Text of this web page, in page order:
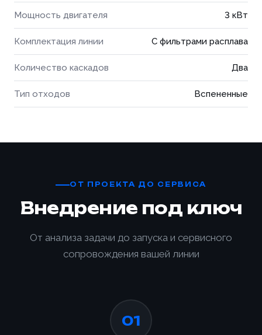
Мощность двигателя 3 кВт
Комплектация линии С фильтрами расплава
Количество каскадов Два
Тип отходов Вспененные
ОТ ПРОЕКТА ДО СЕРВИСА
Внедрение под ключ
От анализа задачи до запуска и сервисного
сопровождения вашей линии
01